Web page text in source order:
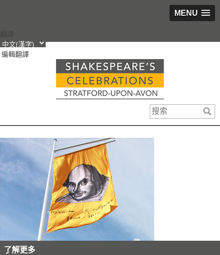
MENU
轉
到
編輯翻譯
了解更多